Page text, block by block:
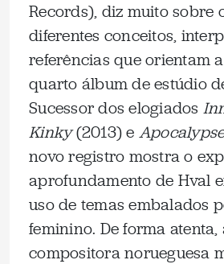
Records), diz muito sobre
diferentes conceitos,
referências que orientam
quarto álbum de estúdio
Sucessor dos elogiados
Kinky(2013) e
novo registro mostra o
aprofundamento de Hval
uso de temas embalados
feminino. De forma
compositora norueguesa